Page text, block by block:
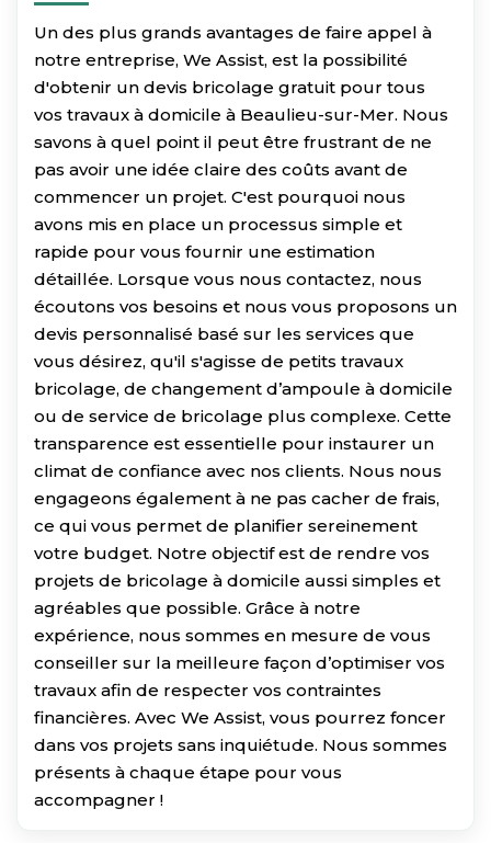
Un des plus grands avantages de faire appel à
notre entreprise, We Assist, est la possibilité
d'obtenir un devis bricolage gratuit pour tous
vos travaux à domicile à Beaulieu-sur-Mer. Nous
savons à quel point il peut être frustrant de ne
pas avoir une idée claire des coûts avant de
commencer un projet. C'est pourquoi nous
avons mis en place un processus simple et
rapide pour vous fournir une estimation
détaillée. Lorsque vous nous contactez, nous
écoutons vos besoins et nous vous proposons un
devis personnalisé basé sur les services que
vous désirez, qu'il s'agisse de petits travaux
bricolage, de changement d’ampoule à domicile
ou de service de bricolage plus complexe. Cette
transparence est essentielle pour instaurer un
climat de confiance avec nos clients. Nous nous
engageons également à ne pas cacher de frais,
ce qui vous permet de planifier sereinement
votre budget. Notre objectif est de rendre vos
projets de bricolage à domicile aussi simples et
agréables que possible. Grâce à notre
expérience, nous sommes en mesure de vous
conseiller sur la meilleure façon d’optimiser vos
travaux afin de respecter vos contraintes
financières. Avec We Assist, vous pourrez foncer
dans vos projets sans inquiétude. Nous sommes
présents à chaque étape pour vous
accompagner !